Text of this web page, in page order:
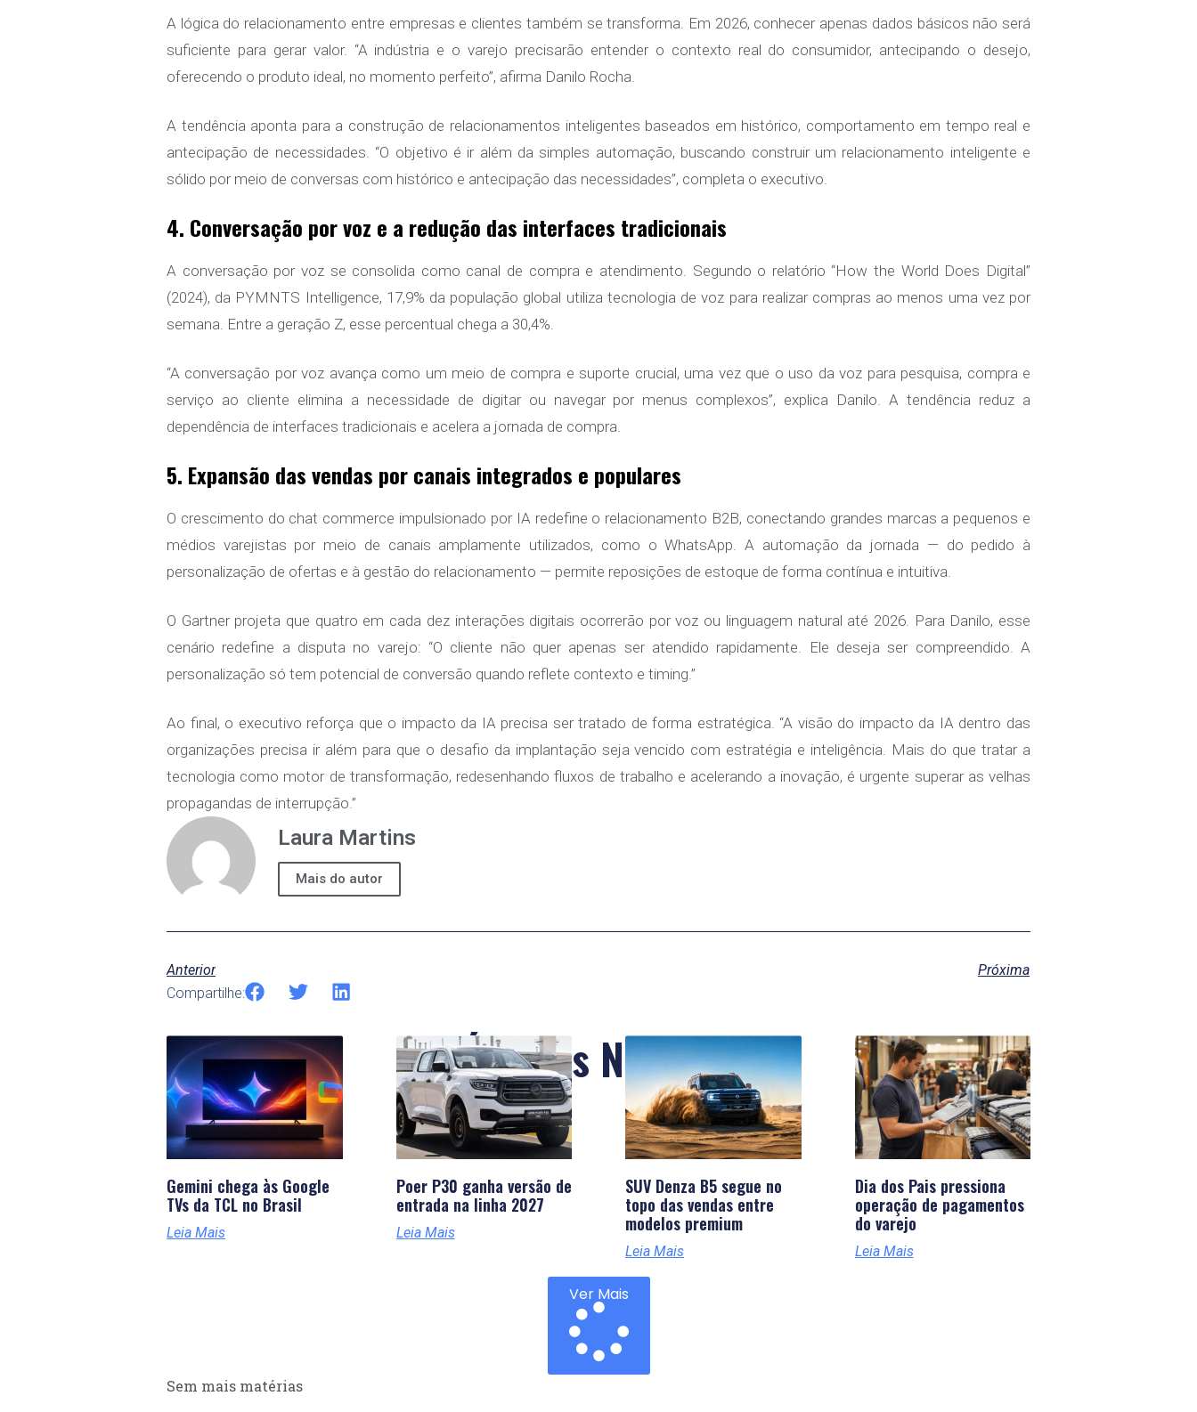
A lógica do relacionamento entre empresas e clientes também se transforma. Em 2026, conhecer apenas dados básicos não será
suficiente para gerar valor. “A indústria e o varejo precisarão entender o contexto real do consumidor, antecipando o desejo,
oferecendo o produto ideal, no momento perfeito”, afirma Danilo Rocha.
A tendência aponta para a construção de relacionamentos inteligentes baseados em histórico, comportamento em tempo real e
antecipação de necessidades. “O objetivo é ir além da simples automação, buscando construir um relacionamento inteligente e
sólido por meio de conversas com histórico e antecipação das necessidades”, completa o executivo.
4. Conversação por voz e a redução das interfaces tradicionais
A conversação por voz se consolida como canal de compra e atendimento. Segundo o relatório “How the World Does Digital”
(2024), da PYMNTS Intelligence, 17,9% da população global utiliza tecnologia de voz para realizar compras ao menos uma vez por
semana. Entre a geração Z, esse percentual chega a 30,4%.
“A conversação por voz avança como um meio de compra e suporte crucial, uma vez que o uso da voz para pesquisa, compra e
serviço ao cliente elimina a necessidade de digitar ou navegar por menus complexos”, explica Danilo. A tendência reduz a
dependência de interfaces tradicionais e acelera a jornada de compra.
5. Expansão das vendas por canais integrados e populares
O crescimento do chat commerce impulsionado por IA redefine o relacionamento B2B, conectando grandes marcas a pequenos e
médios varejistas por meio de canais amplamente utilizados, como o WhatsApp. A automação da jornada — do pedido à
personalização de ofertas e à gestão do relacionamento — permite reposições de estoque de forma contínua e intuitiva.
O Gartner projeta que quatro em cada dez interações digitais ocorrerão por voz ou linguagem natural até 2026. Para Danilo, esse
cenário redefine a disputa no varejo: “O cliente não quer apenas ser atendido rapidamente. Ele deseja ser compreendido. A
personalização só tem potencial de conversão quando reflete contexto e timing.”
Ao final, o executivo reforça que o impacto da IA precisa ser tratado de forma estratégica. “A visão do impacto da IA dentro das
organizações precisa ir além para que o desafio da implantação seja vencido com estratégia e inteligência. Mais do que tratar a
tecnologia como motor de transformação, redesenhando fluxos de trabalho e acelerando a inovação, é urgente superar as velhas
propagandas de interrupção.”
Laura Martins
Mais do autor
Anterior
Próxima
Compartilhe:
Últimas Notícias
Gemini chega às Google
TVs da TCL no Brasil
Leia Mais
Poer P30 ganha versão de
entrada na linha 2027
Leia Mais
SUV Denza B5 segue no
topo das vendas entre
modelos premium
Leia Mais
Dia dos Pais pressiona
operação de pagamentos
do varejo
Leia Mais
Ver Mais
Sem mais matérias